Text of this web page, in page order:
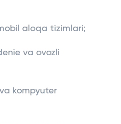
aloqa tizimlari;
va ovozli
kompyuter